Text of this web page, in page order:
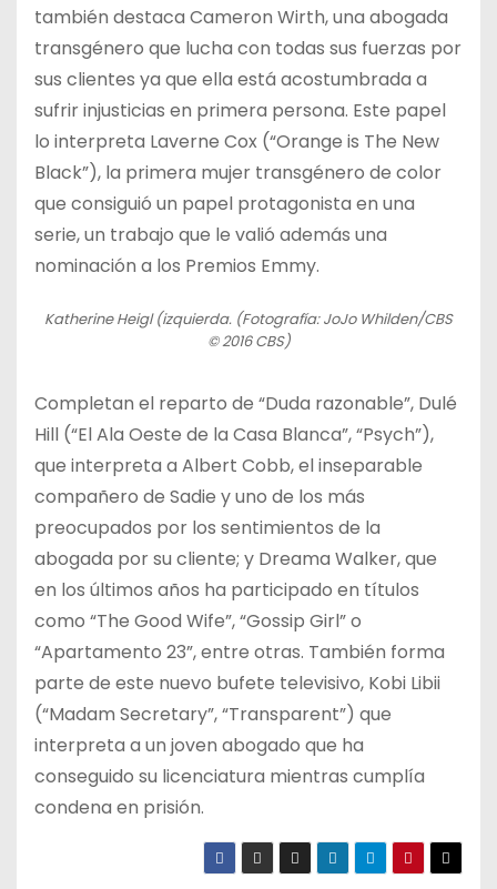
también destaca Cameron Wirth, una abogada
transgénero que lucha con todas sus fuerzas por
sus clientes ya que ella está acostumbrada a
sufrir injusticias en primera persona. Este papel
lo interpreta Laverne Cox (“Orange is The New
Black”), la primera mujer transgénero de color
que consiguió un papel protagonista en una
serie, un trabajo que le valió además una
nominación a los Premios Emmy.
Katherine Heigl (izquierda. (Fotografía: JoJo Whilden/CBS
© 2016 CBS)
Completan el reparto de “Duda razonable”, Dulé
Hill (“El Ala Oeste de la Casa Blanca”, “Psych”),
que interpreta a Albert Cobb, el inseparable
compañero de Sadie y uno de los más
preocupados por los sentimientos de la
abogada por su cliente; y Dreama Walker, que
en los últimos años ha participado en títulos
como “The Good Wife”, “Gossip Girl” o
“Apartamento 23”, entre otras. También forma
parte de este nuevo bufete televisivo, Kobi Libii
(“Madam Secretary”, “Transparent”) que
interpreta a un joven abogado que ha
conseguido su licenciatura mientras cumplía
condena en prisión.